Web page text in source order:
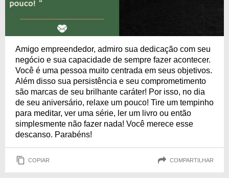
Amigo empreendedor, admiro sua dedicação com seu
negócio e sua capacidade de sempre fazer acontecer.
Você é uma pessoa muito centrada em seus objetivos.
Além disso sua persistência e seu comprometimento
são marcas de seu brilhante caráter! Por isso, no dia
de seu aniversário, relaxe um pouco! Tire um tempinho
para meditar, ver uma série, ler um livro ou então
simplesmente não fazer nada! Você merece esse
descanso. Parabéns!
COPIAR COMPARTILHAR